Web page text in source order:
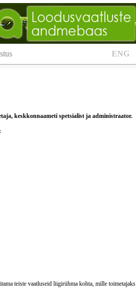
ENG
keskkonnaameti spetsialist ja administraator.
teiste vaatluseid liigirühma kohta, mille toimetajaks